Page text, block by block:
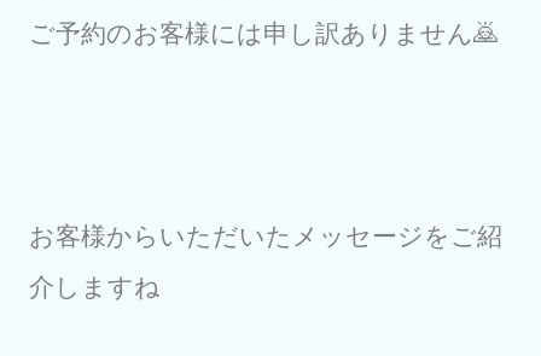
ご予約のお客様には申し訳ありません🙇
お客様からいただいたメッセージをご紹
介しますね